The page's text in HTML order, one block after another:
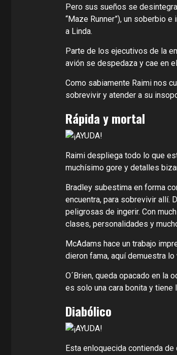
Pero sus sueños se
“Maze Runner”), un soberbio
a Linda.
Parte de los ejecutivos de la
avión se despedaza y cae en
Como sabiamente Raimi nos
sobrevivir y atender a su
Rápida y mortal
Raimi despliega todo lo que
muchísimo gore y detalles
Bradley subestima en forma
encuentra, para sobrevivir allí.
peligrosas de ingerir. Con
clases, personalidades y
McAdams hace un trabajo
dieron fama, aquí demuestra
O´Brien, queda opacado en la
es solo una cara bonita y tiene
Diabólico
Esta enloquecida contienda